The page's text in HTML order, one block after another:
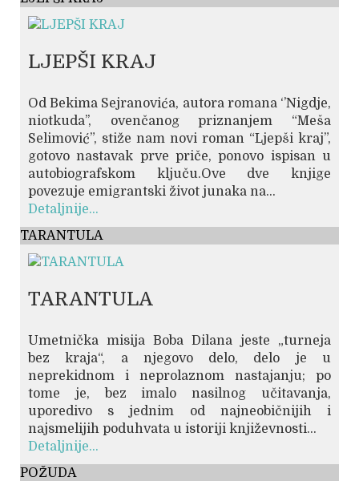
LJEPŠI KRAJ
Od Bekima Sejranovića, autora romana ‘’Nigdje,
niotkuda’’, ovenčanog priznanjem “Meša
Selimović”, stiže nam novi roman “Ljepši kraj”,
gotovo nastavak prve priče, ponovo ispisan u
autobiografskom ključu.Ove dve knjige
povezuje emigrantski život junaka na...
Detaljnije...
TARANTULA
TARANTULA
Umetnička misija Boba Dilana jeste „turneja
bez kraja“, a njegovo delo, delo je u
neprekidnom i neprolaznom nastajanju; po
tome je, bez imalo nasilnog učitavanja,
uporedivo s jednim od najneobičnijih i
najsmelijih poduhvata u istoriji književnosti...
Detaljnije...
POŽUDA